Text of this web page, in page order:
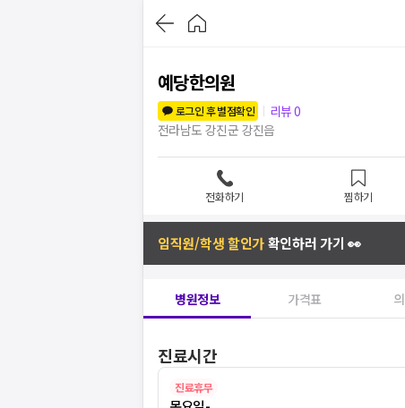
예당한의원
로그인 후 별점확인
리뷰0
전라남도 강진군 강진읍
전화하기 찜하기
임직원/학생 할인가확인하러 가기 👀
병원정보 가격표
진료시간
진료휴무